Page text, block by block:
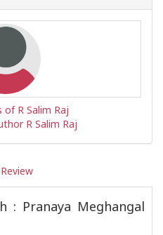
R Salim Raj
R Salim Raj
: Pranaya Meghangal